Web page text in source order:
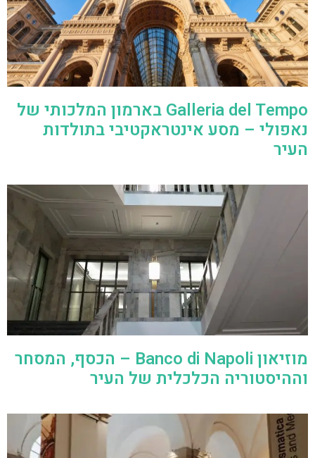
Galleria del Tempo בארמון המלכותי של
נאפולי – מסע אינטראקטיבי בתולדות
העיר
מוזיאון Banco di Napoli – הכסף, המסחר
וההיסטוריה הכלכלית של העיר